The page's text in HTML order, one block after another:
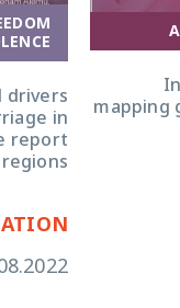
mapping
in
report